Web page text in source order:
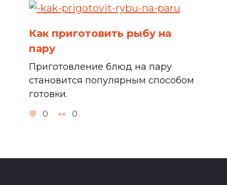
Как приготовить рыбу на
пару
Приготовление блюд на пару
становится популярным способом
готовки.
0 0